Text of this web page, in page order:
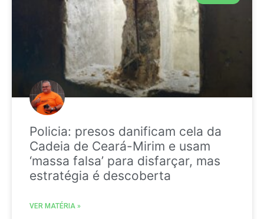
Policia: presos danificam cela da
Cadeia de Ceará-Mirim e usam
‘massa falsa’ para disfarçar, mas
estratégia é descoberta
VER MATÉRIA »